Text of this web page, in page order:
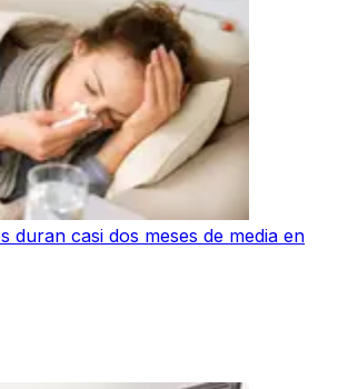
duran casi dos meses de media en